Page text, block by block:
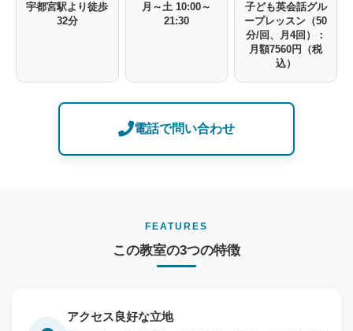
宇都宮駅より徒歩
32分
月～土 10:00～
21:30
子ども英会話グル
ープレッスン（50
分/回、月4回）：
月額7560円（税
込）
電話で問い合わせ
FEATURES
この教室の3つの特徴
アクセス良好な立地